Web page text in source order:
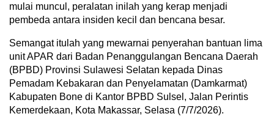
mulai muncul, peralatan inilah yang kerap menjadi
pembeda antara insiden kecil dan bencana besar.
Semangat itulah yang mewarnai penyerahan bantuan lima
unit APAR dari Badan Penanggulangan Bencana Daerah
(BPBD) Provinsi Sulawesi Selatan kepada Dinas
Pemadam Kebakaran dan Penyelamatan (Damkarmat)
Kabupaten Bone di Kantor BPBD Sulsel, Jalan Perintis
Kemerdekaan, Kota Makassar, Selasa (7/7/2026).